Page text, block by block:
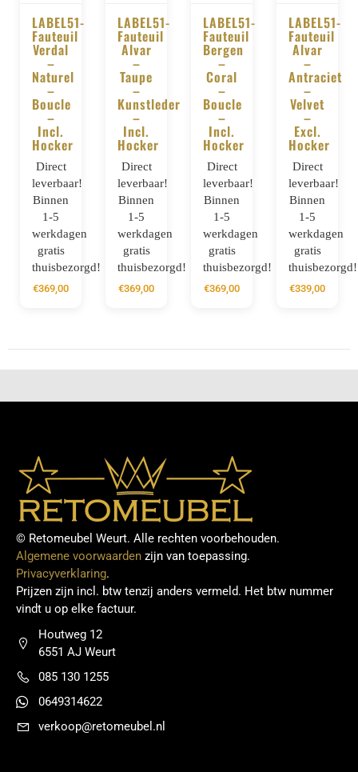
BESTELLEN
LABEL51-
Fauteuil
Verdal
–
Naturel
–
Boucle
–
Incl.
Hocker
Direct
leverbaar!
Binnen
1-5
werkdagen
gratis
thuisbezorgd!
€369,00
BESTELLEN
LABEL51-
Fauteuil
Alvar
–
Taupe
–
Kunstleder
–
Incl.
Hocker
Direct
leverbaar!
Binnen
1-5
werkdagen
gratis
thuisbezorgd!
€369,00
BESTELLEN
LABEL51-
Fauteuil
Bergen
–
Coral
–
Boucle
–
Incl.
Hocker
Direct
leverbaar!
Binnen
1-5
werkdagen
gratis
thuisbezorgd!
€369,00
BESTELLEN
LABEL51-
Fauteuil
Alvar
–
Antraciet
–
Velvet
–
Excl.
Hocker
Direct
leverbaar!
Binnen
1-5
werkdagen
gratis
thuisbezorgd!
€339,00
© Retomeubel Weurt. Alle rechten voorbehouden.
Algemene voorwaarden zijn van toepassing.
Privacyverklaring.
Prijzen zijn incl. btw tenzij anders vermeld. Het btw nummer
vindt u op elke factuur.
Houtweg 12
6551 AJ Weurt
085 130 1255
0649314622
verkoop@retomeubel.nl